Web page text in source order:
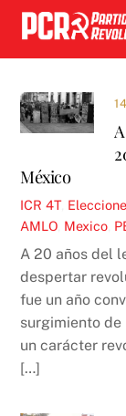
Skip
content
México
ICR 4T,
AMLO Mexico
A 20 años del
despertar
fue un año
surgimiento de
un carácter
[…]